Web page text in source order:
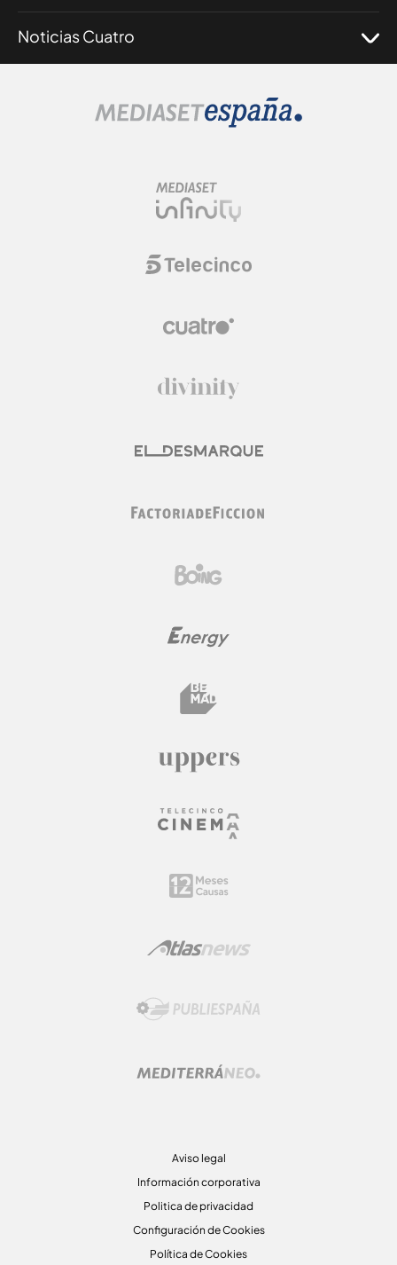
Noticias Cuatro
Aviso legal
Información corporativa
Politica de privacidad
Configuración de Cookies
Política de Cookies